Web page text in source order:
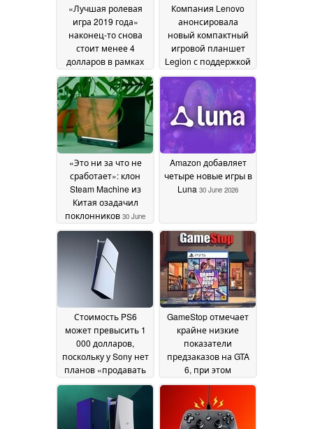
«Лучшая ролевая
игра 2019 года»
наконец-то снова
стоит менее 4
долларов в рамках
летней распродажи
Steam01 July 2026
Компания Lenovo
анонсировала
новый компактный
игровой планшет
Legion с поддержкой
5G30 June 2026
«Это ни за что не
сработает»: клон
Steam Machine из
Китая озадачил
поклонников 30 June
2026
Amazon добавляет
четыре новые игры в
Luna 30 June 2026
Стоимость PS6
может превысить 1
000 долларов,
поскольку у Sony нет
планов «продавать
оборудование со
значительными
убытками»30 June 2026
GameStop отмечает
крайне низкие
показатели
предзаказов на GTA
6, при этом
покупатели отдают
предпочтение
версии Ultimate
Edition без диска